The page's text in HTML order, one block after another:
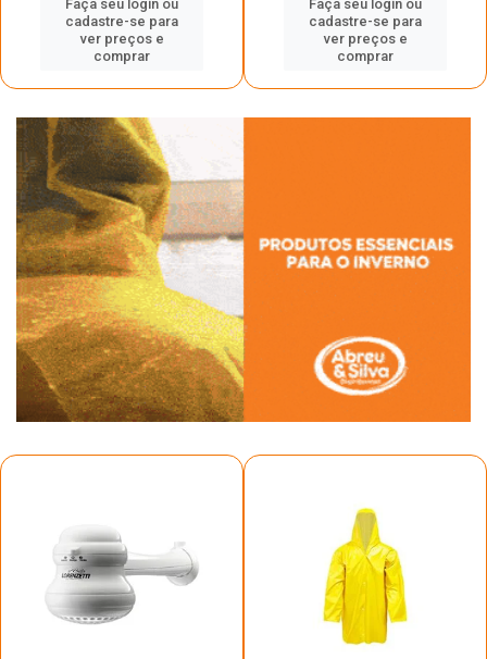
Faça seu login ou
cadastre-se para
ver preços e
comprar
Faça seu login ou
cadastre-se para
ver preços e
comprar